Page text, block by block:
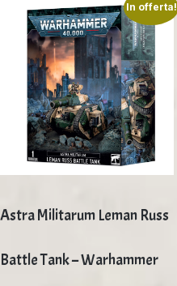
In offerta!
Astra Militarum Leman Russ
Battle Tank – Warhammer